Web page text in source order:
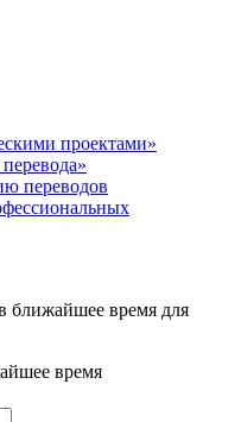
проектами»
переводов
ближайшее время для
время